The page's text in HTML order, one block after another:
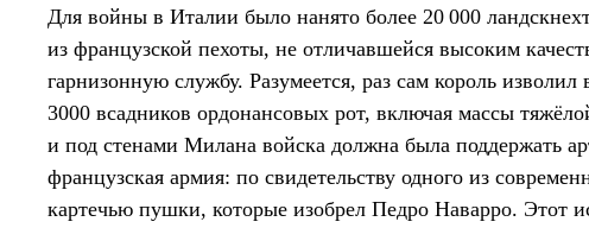
Для войны в Италии было нанято более 20 000
из французской пехоты, не отличавшейся высоким
гарнизонную службу. Разумеется, раз сам король
3000 всадников ордонансовых рот, включая массы
и под стенами Милана войска должна была поддержать
французская армия: по свидетельству одного из
картечью пушки, которые изобрел Педро Наварро. Этот